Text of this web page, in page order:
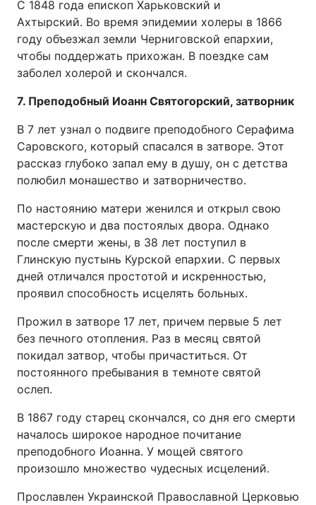
С 1848 года епископ Харьковский и
Ахтырский. Во время эпидемии холеры в 1866
году объезжал земли Черниговской епархии,
чтобы поддержать прихожан. В поездке сам
заболел холерой и скончался.
7. Преподобный Иоанн Святогорский, затворник
В 7 лет узнал о подвиге преподобного Серафима
Саровского, который спасался в затворе. Этот
рассказ глубоко запал ему в душу, он с детства
полюбил монашество и затворничество.
По настоянию матери женился и открыл свою
мастерскую и два постоялых двора. Однако
после смерти жены, в 38 лет поступил в
Глинскую пустынь Курской епархии. С первых
дней отличался простотой и искренностью,
проявил способность исцелять больных.
Прожил в затворе 17 лет, причем первые 5 лет
без печного отопления. Раз в месяц святой
покидал затвор, чтобы причаститься. От
постоянного пребывания в темноте святой
ослеп.
В 1867 году старец скончался, со дня его смерти
началось широкое народное почитание
преподобного Иоанна. У мощей святого
произошло множество чудесных исцелений.
Прославлен Украинской Православной Церковью